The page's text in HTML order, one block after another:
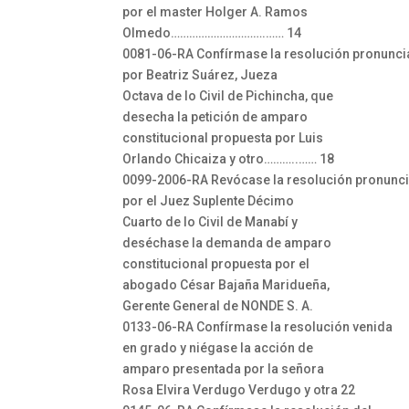
por el master Holger A. Ramos
Olmedo………………………….…… 14
0081-06-RA Confírmase la resolución
por Beatriz Suárez, Jueza
Octava de lo Civil de Pichincha, que
desecha la petición de amparo
constitucional propuesta por Luis
Orlando Chicaiza y otro………..…… 18
0099-2006-RA Revócase la resolución
por el Juez Suplente Décimo
Cuarto de lo Civil de Manabí y
deséchase la demanda de amparo
constitucional propuesta por el
abogado César Bajaña Maridueña,
Gerente General de NONDE S. A.
0133-06-RA Confírmase la resolución venida
en grado y niégase la acción de
amparo presentada por la señora
Rosa Elvira Verdugo Verdugo y otra 22